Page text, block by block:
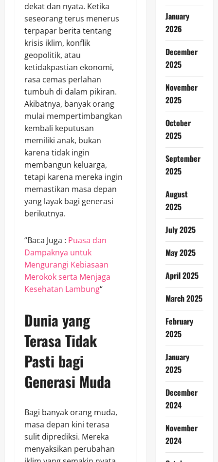
dekat dan nyata. Ketika
seseorang terus menerus
terpapar berita tentang
krisis iklim, konflik
geopolitik, atau
ketidakpastian ekonomi,
rasa cemas perlahan
tumbuh di dalam pikiran.
Akibatnya, banyak orang
mulai mempertimbangkan
kembali keputusan
memiliki anak, bukan
karena tidak ingin
membangun keluarga,
tetapi karena mereka ingin
memastikan masa depan
yang layak bagi generasi
berikutnya.
“Baca Juga : Puasa dan
Dampaknya untuk
Mengurangi Kebiasaan
Merokok serta Menjaga
Kesehatan Lambung“
Dunia yang
Terasa Tidak
Pasti bagi
Generasi Muda
Bagi banyak orang muda,
masa depan kini terasa
sulit diprediksi. Mereka
menyaksikan perubahan
January
2026
December
2025
November
2025
October
2025
September
2025
August
2025
July 2025
May 2025
April 2025
March 2025
February
2025
January
2025
December
2024
November
2024